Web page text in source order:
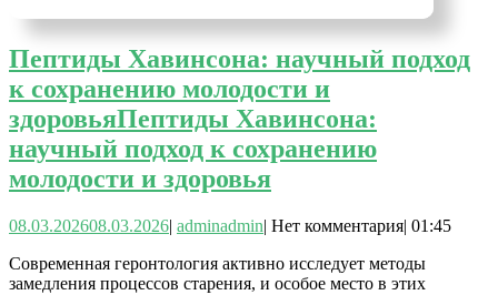
Пептиды Хавинсона: научный подход
к сохранению молодости и
здоровьяПептиды Хавинсона:
научный подход к сохранению
молодости и здоровья
08.03.202608.03.2026| adminadmin| Нет комментария| 01:45
Современная геронтология активно исследует методы
замедления процессов старения, и особое место в этих